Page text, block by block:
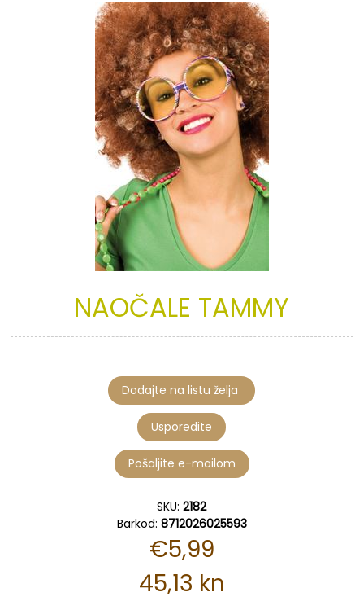
NAOČALE TAMMY
SKU: 2182
Barkod: 8712026025593
€5,99
45,13 kn